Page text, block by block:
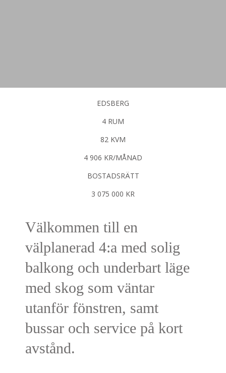
EDSBERG
4 RUM
82 KVM
4 906 KR/MÅNAD
BOSTADSRÄTT
3 075 000 KR
Välkommen till en
välplanerad 4:a med solig
balkong och underbart läge
med skog som väntar
utanför fönstren, samt
bussar och service på kort
avstånd.